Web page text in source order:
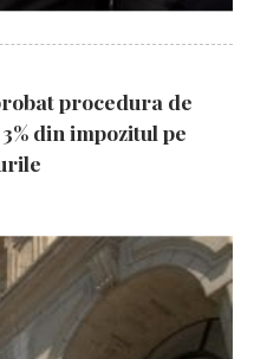
procedura de
din impozitul pe